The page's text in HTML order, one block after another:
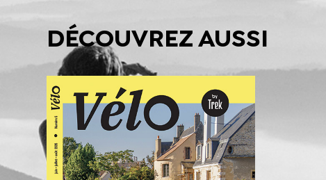
DÉCOUVREZ AUSSI